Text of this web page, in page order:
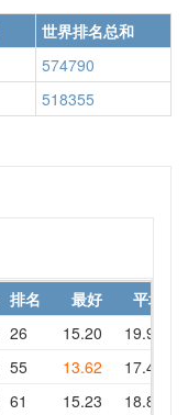
世界排名总和
574790
518355
排名 最好 平均
26 15.20 19.93
55 13.62 17.43
61 15.23 18.83